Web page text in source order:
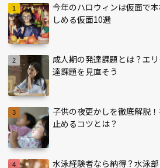
今年のハロウィンは仮面で
しめる仮面10選
成人期の発達課題とは？エ
達課題を見直そう
子供の夜更かしを徹底解説
止めるコツとは？
水泳経験者なら納得？水泳